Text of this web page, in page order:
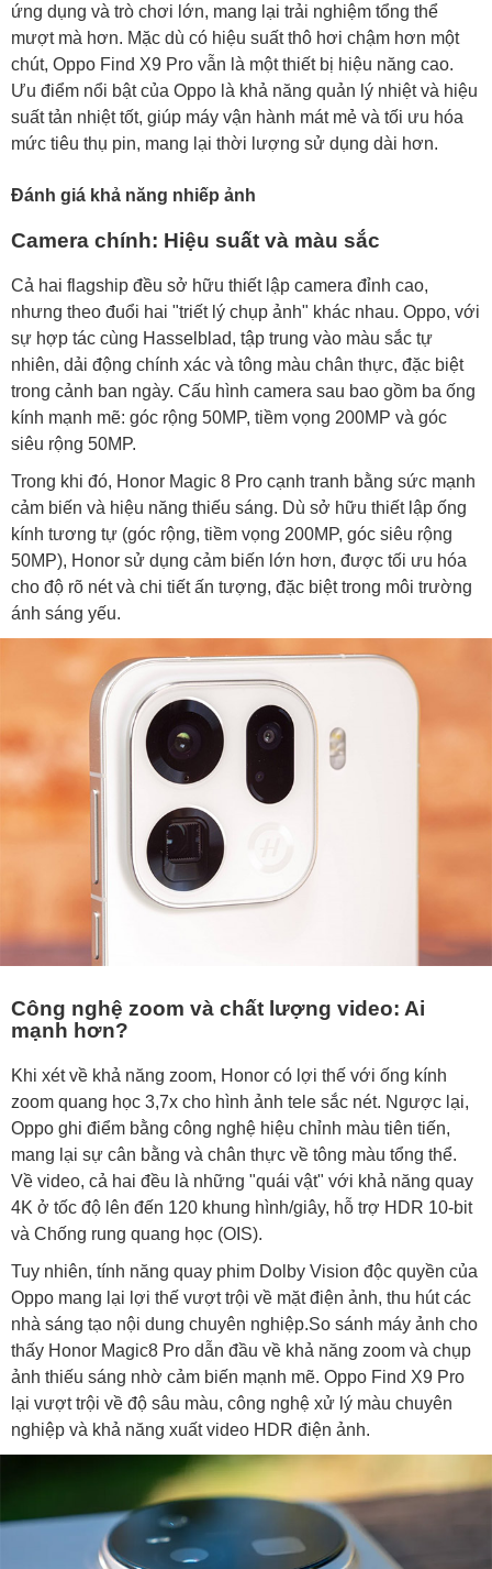
ứng dụng và trò chơi lớn, mang lại trải nghiệm tổng thể
mượt mà hơn. Mặc dù có hiệu suất thô hơi chậm hơn một
chút, Oppo Find X9 Pro vẫn là một thiết bị hiệu năng cao.
Ưu điểm nổi bật của Oppo là khả năng quản lý nhiệt và hiệu
suất tản nhiệt tốt, giúp máy vận hành mát mẻ và tối ưu hóa
mức tiêu thụ pin, mang lại thời lượng sử dụng dài hơn.
Đánh giá khả năng nhiếp ảnh
Camera chính: Hiệu suất và màu sắc
Cả hai flagship đều sở hữu thiết lập camera đỉnh cao,
nhưng theo đuổi hai "triết lý chụp ảnh" khác nhau. Oppo, với
sự hợp tác cùng Hasselblad, tập trung vào màu sắc tự
nhiên, dải động chính xác và tông màu chân thực, đặc biệt
trong cảnh ban ngày. Cấu hình camera sau bao gồm ba ống
kính mạnh mẽ: góc rộng 50MP, tiềm vọng 200MP và góc
siêu rộng 50MP.
Trong khi đó, Honor Magic 8 Pro cạnh tranh bằng sức mạnh
cảm biến và hiệu năng thiếu sáng. Dù sở hữu thiết lập ống
kính tương tự (góc rộng, tiềm vọng 200MP, góc siêu rộng
50MP), Honor sử dụng cảm biến lớn hơn, được tối ưu hóa
cho độ rõ nét và chi tiết ấn tượng, đặc biệt trong môi trường
ánh sáng yếu.
Công nghệ zoom và chất lượng video: Ai
mạnh hơn?
Khi xét về khả năng zoom, Honor có lợi thế với ống kính
zoom quang học 3,7x cho hình ảnh tele sắc nét. Ngược lại,
Oppo ghi điểm bằng công nghệ hiệu chỉnh màu tiên tiến,
mang lại sự cân bằng và chân thực về tông màu tổng thể.
Về video, cả hai đều là những "quái vật" với khả năng quay
4K ở tốc độ lên đến 120 khung hình/giây, hỗ trợ HDR 10-bit
và Chống rung quang học (OIS).
Tuy nhiên, tính năng quay phim Dolby Vision độc quyền của
Oppo mang lại lợi thế vượt trội về mặt điện ảnh, thu hút các
nhà sáng tạo nội dung chuyên nghiệp.So sánh máy ảnh cho
thấy Honor Magic8 Pro dẫn đầu về khả năng zoom và chụp
ảnh thiếu sáng nhờ cảm biến mạnh mẽ. Oppo Find X9 Pro
lại vượt trội về độ sâu màu, công nghệ xử lý màu chuyên
nghiệp và khả năng xuất video HDR điện ảnh.